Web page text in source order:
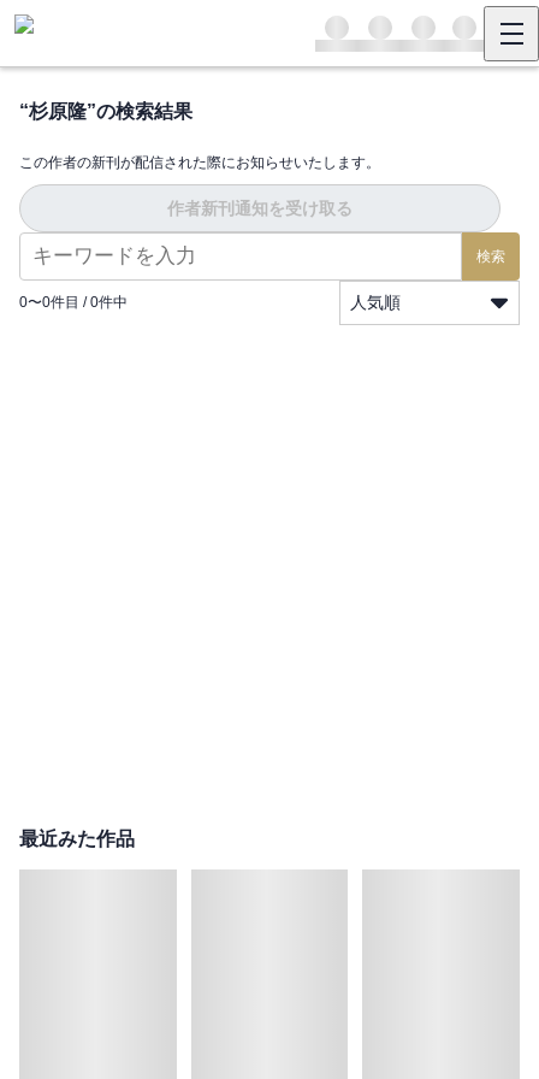
“杉原隆”の検索結果
この作者の新刊が配信された際にお知らせいたします。
作者新刊通知を受け取る
検索
0〜0件目 / 0件中 人気順
最近みた作品